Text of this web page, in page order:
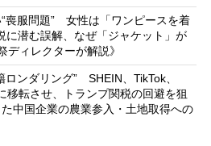
喪服問題” 女性は「ワンピースを着
に潜む誤解、なぜ「ジャケット」が
ディレクターが解説》
ロンダリング” SHEIN、TikTok、
転させ、トランプ関税の回避を狙
中国企業の農業参入・土地取得への